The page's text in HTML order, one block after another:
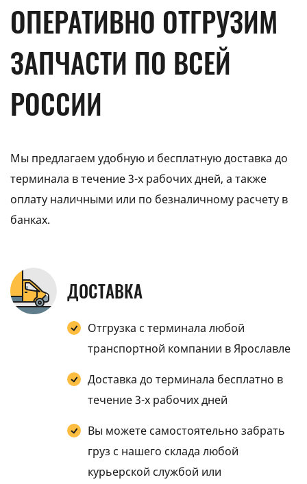
ОПЕРАТИВНО ОТГРУЗИМ
ЗАПЧАСТИ ПО ВСЕЙ
РОССИИ
Мы предлагаем удобную и бесплатную доставка до
терминала в течение 3-х рабочих дней, а также
оплату наличными или по безналичному расчету в
банках.
ДОСТАВКА
Отгрузка с терминала любой
транспортной компании в Ярославле
Доставка до терминала бесплатно в
течение 3-х рабочих дней
Вы можете самостоятельно забрать
груз с нашего склада любой
курьерской службой или